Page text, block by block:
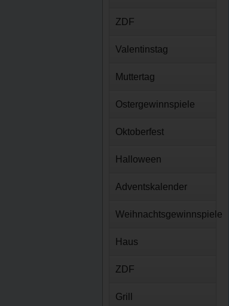
ZDF
Valentinstag
Muttertag
Ostergewinnspiele
Oktoberfest
Halloween
Adventskalender
Weihnachtsgewinnspiele
Haus
ZDF
Grill